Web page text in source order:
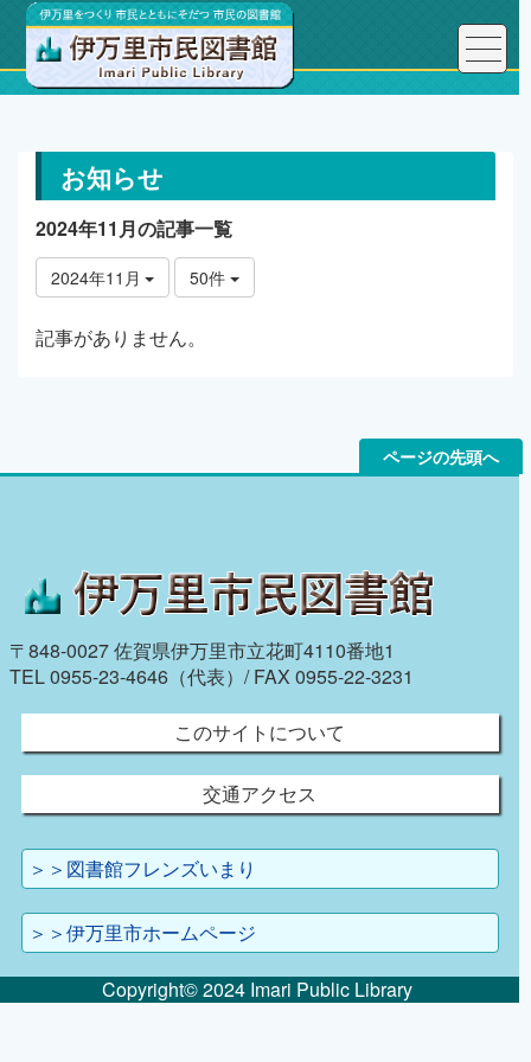
トップページ お知らせ
お知らせ
2024年11月の記事一覧
2024年11月 50件
記事がありません。
ページの先頭へ
〒848-0027 佐賀県伊万里市立花町4110番地1
TEL 0955-23-4646（代表）/ FAX 0955-22-3231
このサイトについて
交通アクセス
＞＞図書館フレンズいまり
＞＞伊万里市ホームページ
Copyright© 2024 Imari Public Library